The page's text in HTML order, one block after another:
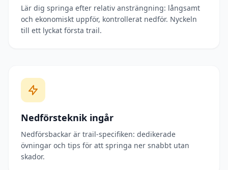
Lär dig springa efter relativ ansträngning: långsamt
och ekonomiskt uppför, kontrollerat nedför. Nyckeln
till ett lyckat första trail.
Nedförsteknik ingår
Nedförsbackar är trail-specifiken: dedikerade
övningar och tips för att springa ner snabbt utan
skador.